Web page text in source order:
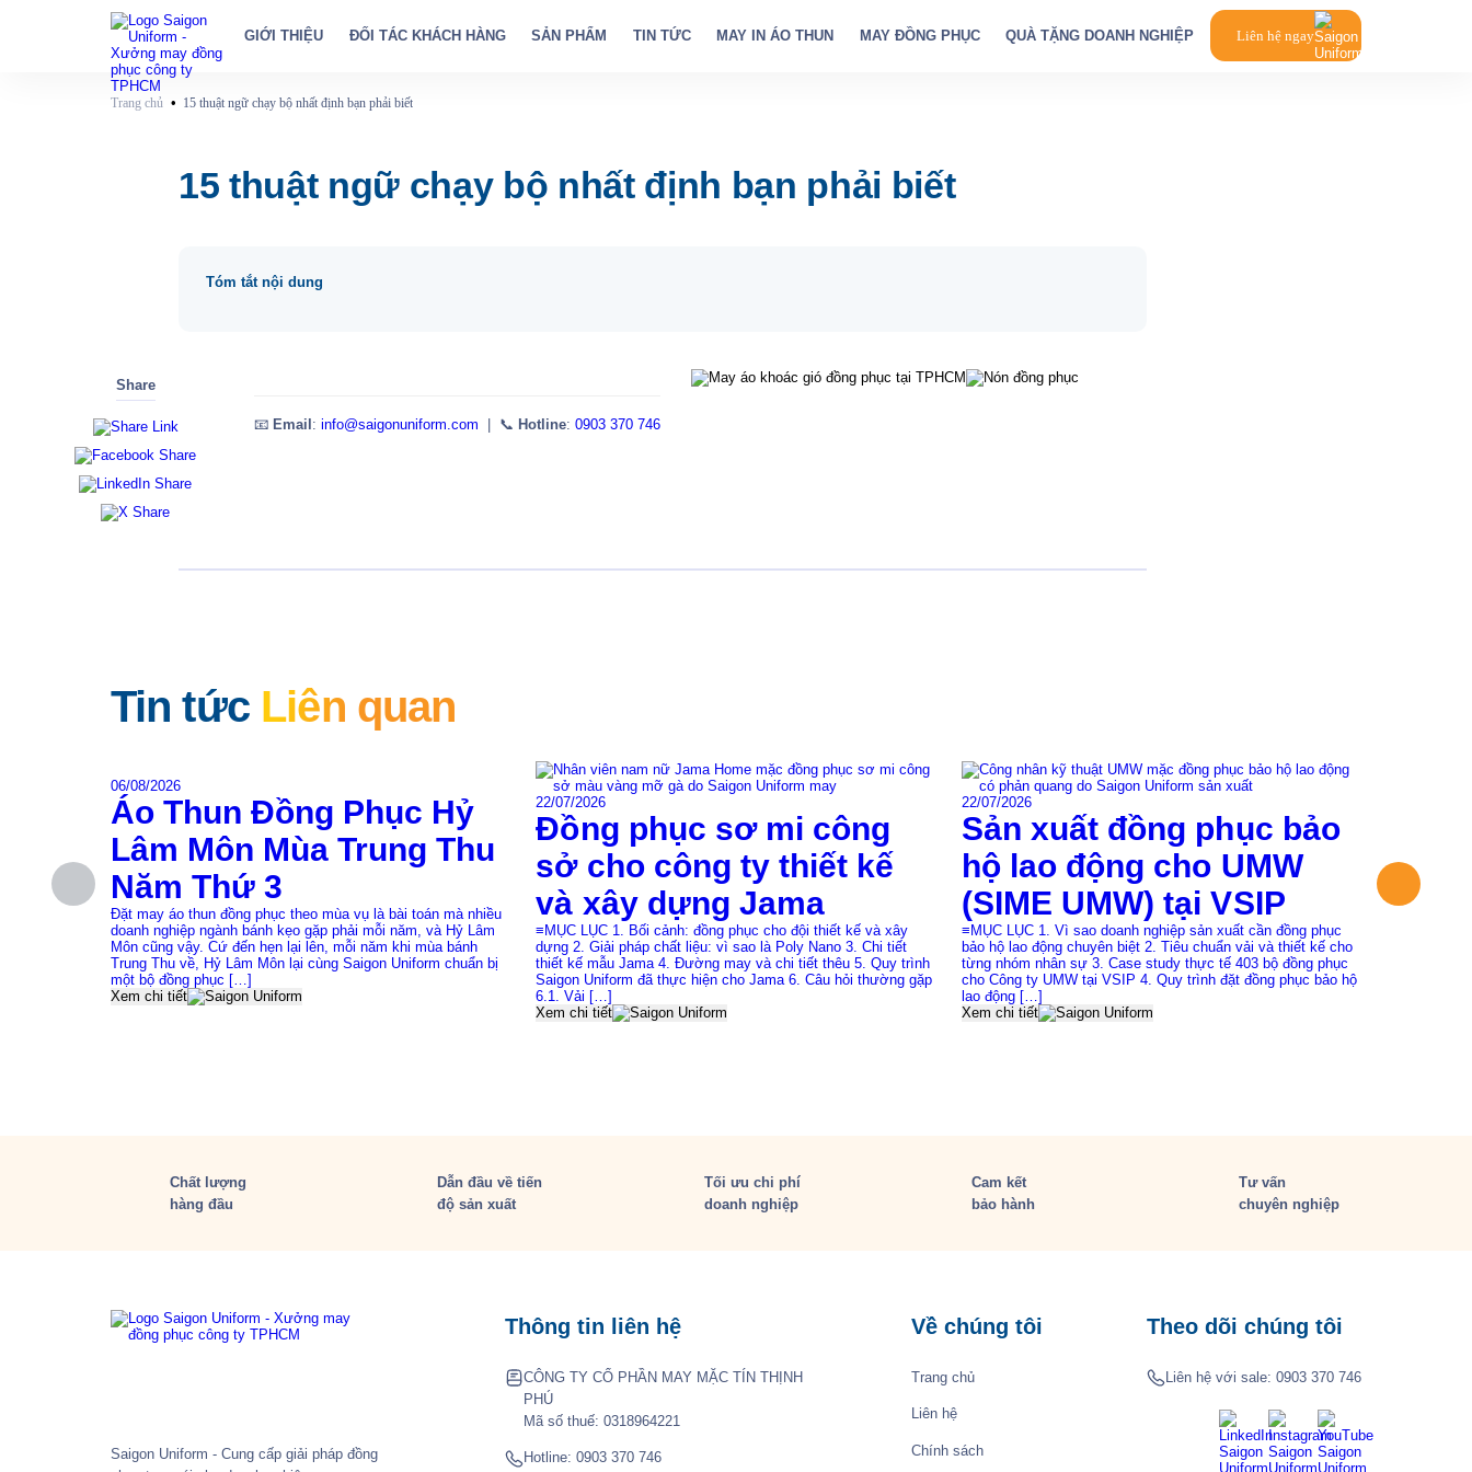
GIỚI THIỆU ĐỐI TÁC KHÁCH HÀNG SẢN PHẨM TIN TỨC MAY IN ÁO THUN MAY ĐỒNG PHỤC QUÀ TẶNG DOANH NGHIỆP Liên hệ ngay
Trang chủ • 15 thuật ngữ chạy bộ nhất định bạn phải biết
15 thuật ngữ chạy bộ nhất định bạn phải biết
Tóm tắt nội dung
Share
📧 Email : info@saigonuniform.com | 📞 Hotline: 0903 370 746
Tin tức Liên quan
06/08/2026
Áo Thun Đồng Phục Hỷ
Lâm Môn Mùa Trung Thu
Năm Thứ 3
Đặt may áo thun đồng phục theo mùa vụ là bài toán mà nhiều
doanh nghiệp ngành bánh kẹo gặp phải mỗi năm, và Hỷ Lâm
Môn cũng vậy. Cứ đến hẹn lại lên, mỗi năm khi mùa bánh
Trung Thu về, Hỷ Lâm Môn lại cùng Saigon Uniform chuẩn bị
một bộ đồng phục […]
Xem chi tiết
22/07/2026
Đồng phục sơ mi công
sở cho công ty thiết kế
và xây dựng Jama
≡MỤC LỤC 1. Bối cảnh: đồng phục cho đội thiết kế và xây
dựng 2. Giải pháp chất liệu: vì sao là Poly Nano 3. Chi tiết
thiết kế mẫu Jama 4. Đường may và chi tiết thêu 5. Quy trình
Saigon Uniform đã thực hiện cho Jama 6. Câu hỏi thường gặp
6.1. Vải […]
Xem chi tiết
22/07/2026
Sản xuất đồng phục bảo
hộ lao động cho UMW
(SIME UMW) tại VSIP
≡MỤC LỤC 1. Vì sao doanh nghiệp sản xuất cần đồng phục
bảo hộ lao động chuyên biệt 2. Tiêu chuẩn vải và thiết kế cho
từng nhóm nhân sự 3. Case study thực tế 403 bộ đồng phục
cho Công ty UMW tại VSIP 4. Quy trình đặt đồng phục bảo hộ
lao động […]
Xem chi tiết
Một
khoảnh
thương hiệu
Chất lượng
hàng đầu
Dẫn đầu về tiến
độ sản xuất
Tối ưu chi phí
doanh nghiệp
Cam kết
bảo hành
Tư vấn
chuyên nghiệp
Saigon Uniform - Cung cấp giải pháp đồng
Thông tin liên hệ
CÔNG TY CỔ PHẦN MAY MẶC TÍN THỊNH
PHÚ
Mã số thuế: 0318964221
Hotline:0903 370 746
Về chúng tôi
Trang chủ
Liên hệ
Chính sách
Theo dõi chúng tôi
Liên hệ với sale:0903 370 746